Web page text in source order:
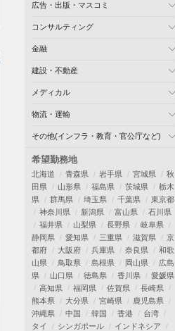
広告・出版・マスコミ
コンサルティング
金融
建設・不動産
メディカル
物流・運輸
その他(インフラ・教育・官公庁など)
希望勤務地
北海道 青森県 岩手県 宮城県
秋
田県
山形県 福島県 茨城県
栃木
県
群馬県 埼玉県 千葉県
東京都
神奈川県
新潟県 富山県
石川県
福井県
山梨県 長野県
岐阜県
静岡県
愛知県 三重県 滋賀県
京
都府
大阪府 兵庫県 奈良県
和歌
山県
鳥取県 島根県 岡山県
広島
県
山口県 徳島県 香川県
愛媛県
高知県
福岡県 佐賀県
長崎県
熊本県
大分県 宮崎県
鹿児島県
沖縄県
中国 韓国 香港
台湾
タイ
シンガポール
インドネシア